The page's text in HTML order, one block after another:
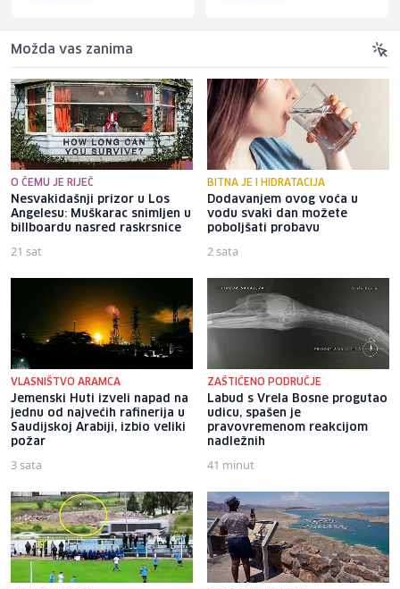
Možda vas zanima
O ČEMU JE RIJEČ
Nesvakidašnji prizor u Los
Angelesu: Muškarac snimljen u
billboardu nasred raskrsnice
21 sat
BITNA JE I HIDRATACIJA
Dodavanjem ovog voća u
vodu svaki dan možete
poboljšati probavu
2 sata
VLASNIŠTVO ARAMCA
Jemenski Huti izveli napad na
jednu od najvećih rafinerija u
Saudijskoj Arabiji, izbio veliki
požar
3 sata
ZAŠTIĆENO PODRUČJE
Labud s Vrela Bosne progutao
udicu, spašen je
pravovremenom reakcijom
nadležnih
41 minut